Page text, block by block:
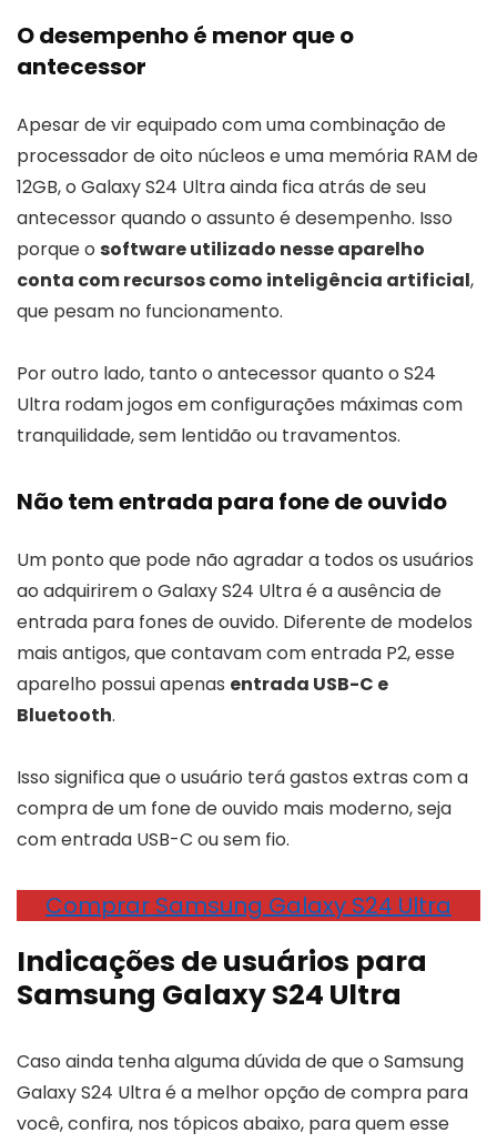
O desempenho é menor que o
antecessor
Apesar de vir equipado com uma combinação de
processador de oito núcleos e uma memória RAM de
12GB, o Galaxy S24 Ultra ainda fica atrás de seu
antecessor quando o assunto é desempenho. Isso
porque o software utilizado nesse aparelho
conta com recursos como inteligência artificial,
que pesam no funcionamento.
Por outro lado, tanto o antecessor quanto o S24
Ultra rodam jogos em configurações máximas com
tranquilidade, sem lentidão ou travamentos.
Não tem entrada para fone de ouvido
Um ponto que pode não agradar a todos os usuários
ao adquirirem o Galaxy S24 Ultra é a ausência de
entrada para fones de ouvido. Diferente de modelos
mais antigos, que contavam com entrada P2, esse
aparelho possui apenas entrada USB-C e
Bluetooth.
Isso significa que o usuário terá gastos extras com a
compra de um fone de ouvido mais moderno, seja
com entrada USB-C ou sem fio.
Comprar Samsung Galaxy S24 Ultra
Indicações de usuários para
Samsung Galaxy S24 Ultra
Caso ainda tenha alguma dúvida de que o Samsung
Galaxy S24 Ultra é a melhor opção de compra para
você, confira, nos tópicos abaixo, para quem esse